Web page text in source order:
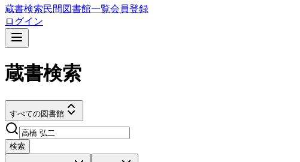
蔵書検索民間図書館一覧会員登録
ログイン
蔵書検索
すべての図書館
検索